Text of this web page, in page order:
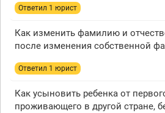
Ответил 1 юрист
Как изменить фамилию и
после изменения собственной
Ответил 1 юрист
Как усыновить ребенка от
проживающего в другой стране,